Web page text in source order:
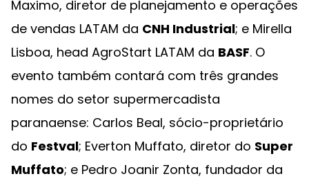
Maximo, diretor de planejamento e operações
de vendas LATAM da CNH Industrial; e Mirella
Lisboa, head AgroStart LATAM da BASF. O
evento também contará com três grandes
nomes do setor supermercadista
paranaense: Carlos Beal, sócio-proprietário
do Festval; Everton Muffato, diretor do Super
Muffato; e Pedro Joanir Zonta, fundador da